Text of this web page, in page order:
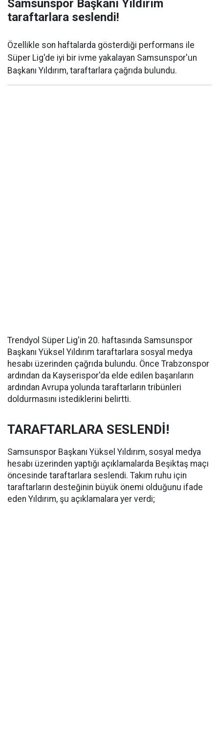
Samsunspor Başkanı Yıldırım
taraftarlara seslendi!
Özellikle son haftalarda gösterdiği performans ile
Süper Lig'de iyi bir ivme yakalayan Samsunspor'un
Başkanı Yıldırım, taraftarlara çağrıda bulundu.
Trendyol Süper Lig'in 20. haftasında Samsunspor
Başkanı Yüksel Yıldırım taraftarlara sosyal medya
hesabı üzerinden çağrıda bulundu. Önce Trabzonspor
ardından da Kayserispor'da elde edilen başarıların
ardından Avrupa yolunda taraftarların tribünleri
doldurmasını istediklerini belirtti.
TARAFTARLARA SESLENDİ!
Samsunspor Başkanı Yüksel Yıldırım, sosyal medya
hesabı üzerinden yaptığı açıklamalarda Beşiktaş maçı
öncesinde taraftarlara seslendi. Takım ruhu için
taraftarların desteğinin büyük önemi olduğunu ifade
eden Yıldırım, şu açıklamalara yer verdi;